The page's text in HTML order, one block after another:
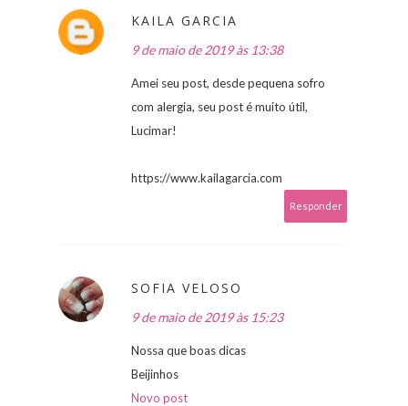
KAILA GARCIA
9 de maio de 2019 às 13:38
Amei seu post, desde pequena sofro
com alergia, seu post é muito útil,
Lucimar!
https://www.kailagarcia.com
Responder
SOFIA VELOSO
9 de maio de 2019 às 15:23
Nossa que boas dicas
Beijinhos
Novo post